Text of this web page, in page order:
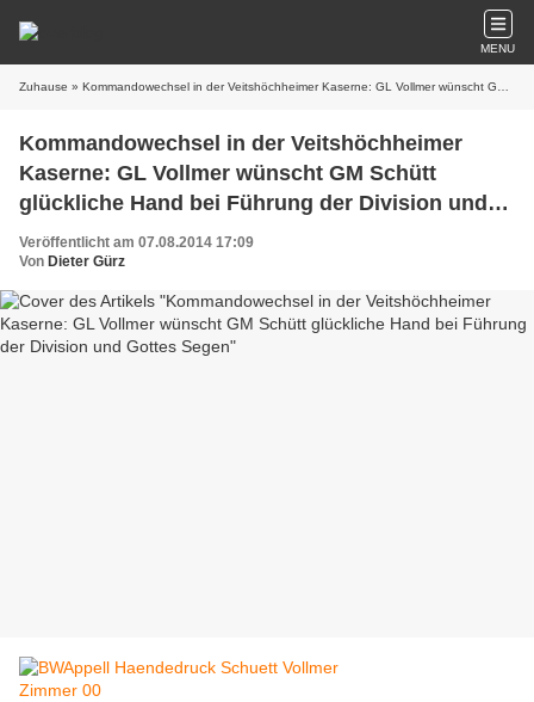
MENU
Zuhause » Kommandowechsel in der Veitshöchheimer Kaserne: GL Vollmer wünscht GM Schütt glückliche Hand bei Führung der Division und Gottes Segen
Kommandowechsel in der Veitshöchheimer
Kaserne: GL Vollmer wünscht GM Schütt
glückliche Hand bei Führung der Division und
Gottes Segen
Veröffentlicht am 07.08.2014 17:09
Von Dieter Gürz